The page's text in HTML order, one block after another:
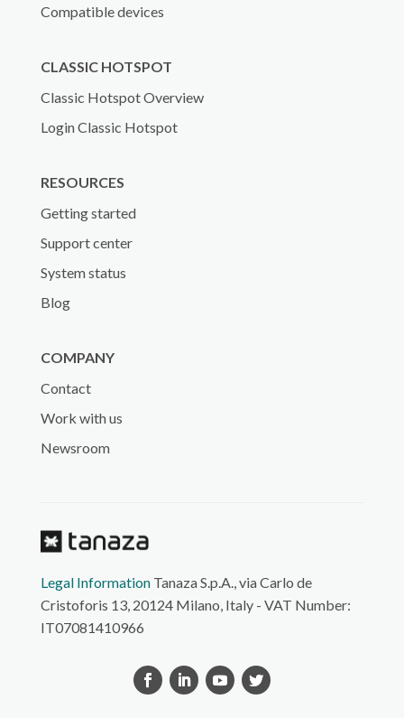
Compatible devices
CLASSIC HOTSPOT
Classic Hotspot Overview
Login Classic Hotspot
RESOURCES
Getting started
Support center
System status
Blog
COMPANY
Contact
Work with us
Newsroom
Legal InformationTanaza S.p.A., via Carlo de
Cristoforis 13, 20124 Milano, Italy - VAT Number:
IT07081410966